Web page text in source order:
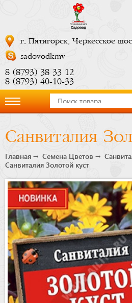
г. Пятигорск, Черкесское
sadovodkmv
8 (8793) 38 33 12
8 (8793) 40-10-33
компании
Новости
Купить
сейчас
Бренды
Доставка
Оптовикам
Санвиталия
Главная Семена Цветов
Санвиталия Золотой куст